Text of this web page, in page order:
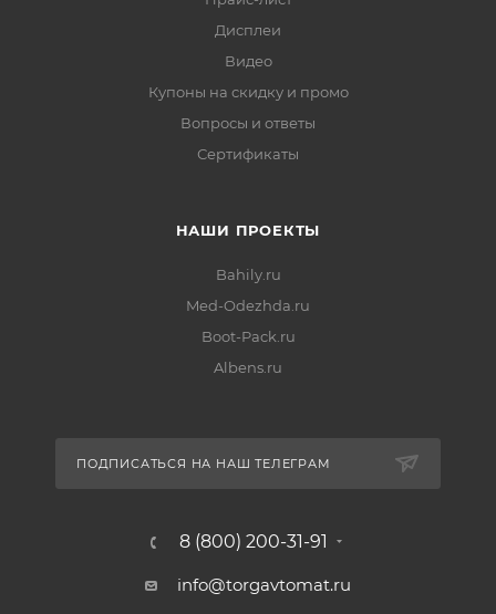
Дисплеи
Видео
Купоны на скидку и промо
Вопросы и ответы
Сертификаты
НАШИ ПРОЕКТЫ
Bahily.ru
Med-Odezhda.ru
Boot-Pack.ru
Albens.ru
ПОДПИСАТЬСЯ НА НАШ ТЕЛЕГРАМ
8 (800) 200-31-91
info@torgavtomat.ru